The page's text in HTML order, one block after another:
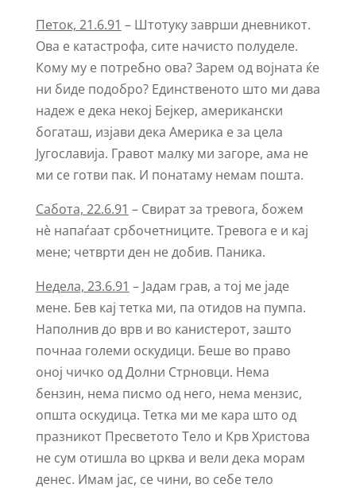
Петок, 21.6.91 – Штотуку заврши дневникот.
Ова е катастрофа, сите начисто полуделе.
Кому му е потребно ова? Зарем од војната ќе
ни биде подобро? Единственото што ми дава
надеж е дека некој Бејкер, американски
богаташ, изјави дека Америка е за цела
Југославија. Гравот малку ми загоре, ама не
ми се готви пак. И понатаму немам пошта.
Сабота, 22.6.91 – Свират за тревога, божем
нѐ напаѓаат србочетниците. Тревога е и кај
мене; четврти ден не добив. Паника.
Недела, 23.6.91 – Јадам грав, а тој ме јаде
мене. Бев кај тетка ми, па отидов на пумпа.
Наполнив до врв и во канистерот, зашто
почнаа големи оскудици. Беше во право
оној чичко од Долни Стрновци. Нема
бензин, нема писмо од него, нема мензис,
општа оскудица. Тетка ми ме кара што од
празникот Пресветото Тело и Крв Христова
не сум отишла во црква и вели дека морам
денес. Имам јас, се чини, во себе тело